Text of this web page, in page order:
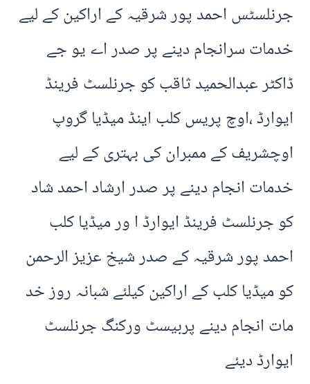
جرنلسٹس احمد پور شرقیہ کے اراکین کے لیے
خدمات سرانجام دینے پر صدر اے یو جے
ڈاکٹر عبدالحمید ثاقب کو جرنلسٹ فرینڈ
ایوارڈ ،اوچ پریس کلب اینڈ میڈیا گروپ
اوچشریف کے ممبران کی بہتری کے لیے
خدمات انجام دینے پر صدر ارشاد احمد شاد
کو جرنلسٹ فرینڈ ایوارڈ ا ور میڈیا کلب
احمد پور شرقیہ کے صدر شیخ عزیز الرحمن
کو میڈیا کلب کے اراکین کیلئے شبانہ روز خد
مات انجام دینے پربیسٹ ورکنگ جرنلسٹ
ایوارڈ دیئے